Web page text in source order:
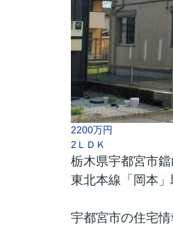
2200万円
2ＬＤＫ
栃木県宇都宮市
東北本線「岡本
宇都宮市の住宅